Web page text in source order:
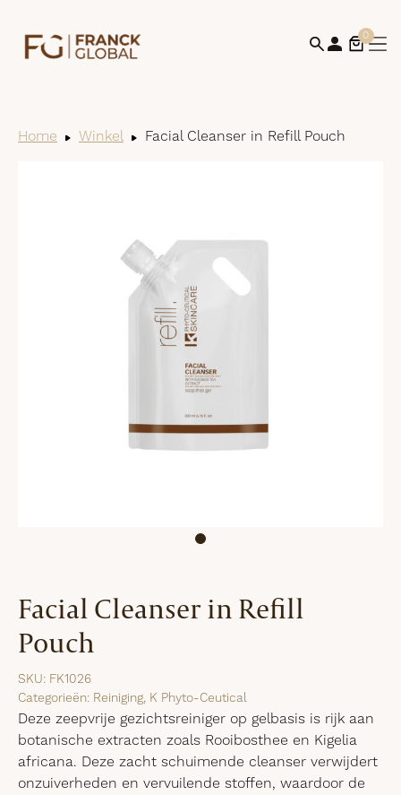
0
Home Winkel Facial Cleanser in Refill Pouch
Facial Cleanser in Refill
Pouch
Deze zeepvrije gezichtsreiniger op gelbasis is rijk aan
botanische extracten zoals Rooibosthee en Kigelia
africana. Deze zacht schuimende cleanser verwijdert
onzuiverheden en vervuilende stoffen, waardoor de
SKU: FK1026
Categorieën: Reiniging, K Phyto-Ceutical